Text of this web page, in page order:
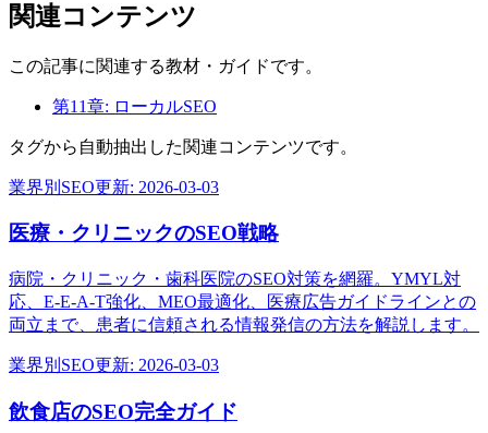
関連コンテンツ
この記事に関連する教材・ガイドです。
第11章: ローカルSEO
タグから自動抽出した関連コンテンツです。
業界別SEO更新: 2026-03-03
医療・クリニックのSEO戦略
病院・クリニック・歯科医院のSEO対策を網羅。YMYL対
応、E-E-A-T強化、MEO最適化、医療広告ガイドラインとの
両立まで、患者に信頼される情報発信の方法を解説します。
業界別SEO更新: 2026-03-03
飲食店のSEO完全ガイド